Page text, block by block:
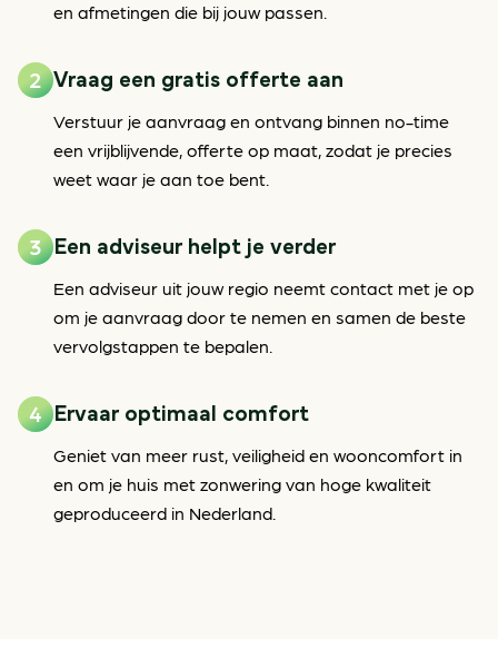
en afmetingen die bij jouw passen.
Vraag een gratis offerte aan
Verstuur je aanvraag en ontvang binnen no-time
een vrijblijvende, offerte op maat, zodat je precies
weet waar je aan toe bent.
Een adviseur helpt je verder
Een adviseur uit jouw regio neemt contact met je op
om je aanvraag door te nemen en samen de beste
vervolgstappen te bepalen.
Ervaar optimaal comfort
Geniet van meer rust, veiligheid en wooncomfort in
en om je huis met zonwering van hoge kwaliteit
geproduceerd in Nederland.